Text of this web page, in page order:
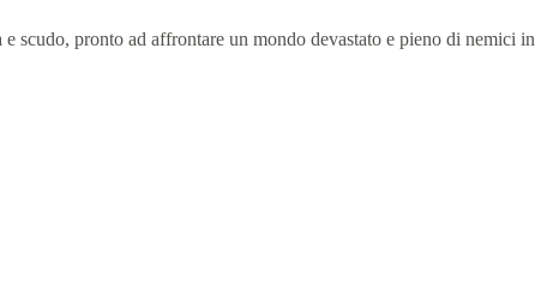
scudo, pronto ad affrontare un mondo devastato e pieno di nemici in